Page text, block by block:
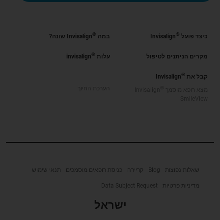
כיצד פועל ®
Invisalign במה ®Invisalign שונה?
מקרים הניתנים לטיפול עלות ®
invisalign
קבל את ®
Invisalign
שאלות נפוצות Blog קריירה כניסת רופאים מוסמכים תנאי שימוש
מדיניות פרטיות Data Subject Request
ישראל